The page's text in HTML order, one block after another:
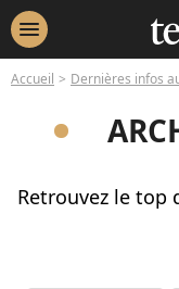
menu
Accueil Dernières infos
Retrouvez le